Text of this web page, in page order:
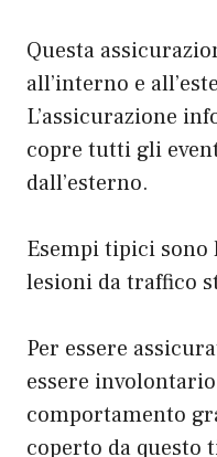
Questa
all’interno e
L’assicurazione
copre tutti gli
dall’esterno.
Esempi tipici sono
lesioni da traffico
Per essere
essere
comportamento
coperto da questo